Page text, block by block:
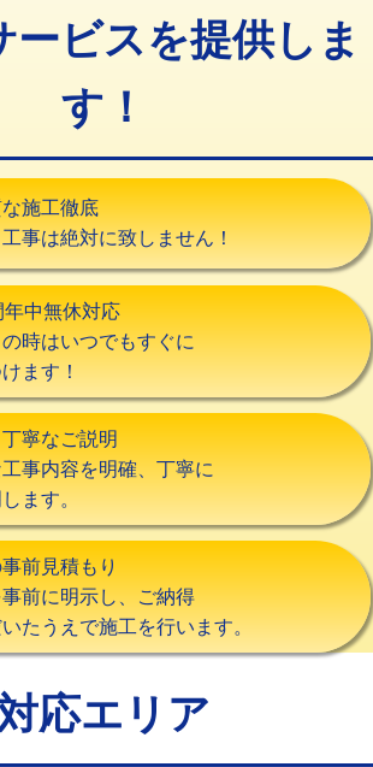
加工など（重作業）
8,800円～
（壁付・デッキ
13,200円+材料費
栓（壁付・デッキ
16,500円+材料費
・排水トラップ
プ））
他部品）
水栓）
合水栓） 16,500円
水器・分岐水栓） 16,500円
ール加工)
ンド止め) 3,300円
温材使用（バンド止
5,500円
ービスを提供しま
す！
施工徹底
事は絶対に致しません！
年中無休対応
時はいつでもすぐに
ます！
寧なご説明
事内容を明確、丁寧に
ます。
前見積もり
前に明示し、ご納得
たうえで施工を行います。
応エリア